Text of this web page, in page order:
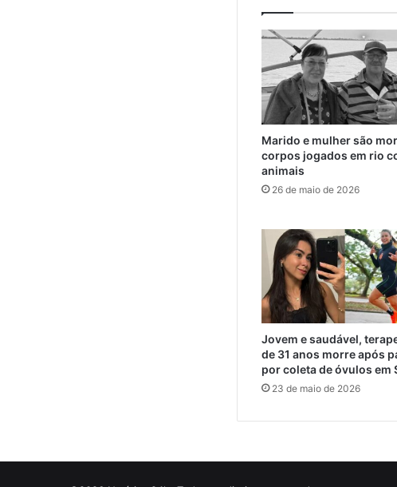
Marido e mulher são
corpos jogados em rio
animais
26 de maio de 2026
Jovem e saudável,
de 31 anos morre após
por coleta de óvulos em
23 de maio de 2026